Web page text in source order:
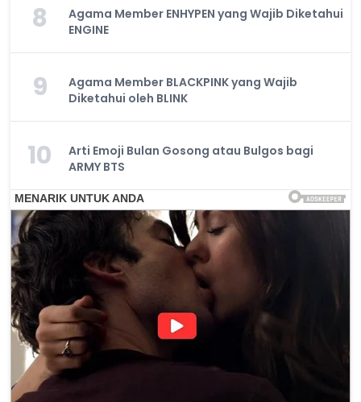
8
Agama Member ENHYPEN yang Wajib Diketahui
ENGINE
9
Agama Member BLACKPINK yang Wajib
Diketahui oleh BLINK
10
Arti Emoji Bulan Gosong atau Bulgos bagi
ARMY BTS